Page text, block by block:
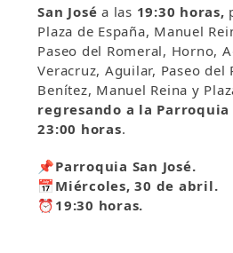
San José a las 19:30 horas,
Plaza de España, Manuel
Paseo del Romeral, Horno,
Veracruz, Aguilar, Paseo del
Benítez, Manuel Reina y
regresando a la Parroquia
23:00 horas.
📌Parroquia San José.
📅Miércoles, 30 de abril.
⏰19:30 horas.